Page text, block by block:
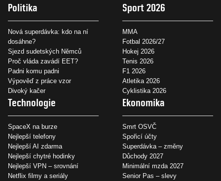
Politika
Nová superdávka: kdo na ní
dosáhne?
Sjezd sudetských Němců
Proč vláda zavádí EET?
Padni komu padni
Výpověď z práce vzor
Divoký kačer
Sport 2026
MMA
Fotbal 2026/27
Hokej 2026
Tenis 2026
F1 2026
Atletika 2026
Cyklistika 2026
Technologie
SpaceX na burze
Nejlepší telefony
Nejlepší AI zdarma
Nejlepší chytré hodinky
Nejlepší VPN – srovnání
Netflix filmy a seriály
Ekonomika
Smrt OSVČ
Spořicí účty
Superdávka – změny
Důchody 2027
Minimální mzda 2027
Senior Pas – slevy